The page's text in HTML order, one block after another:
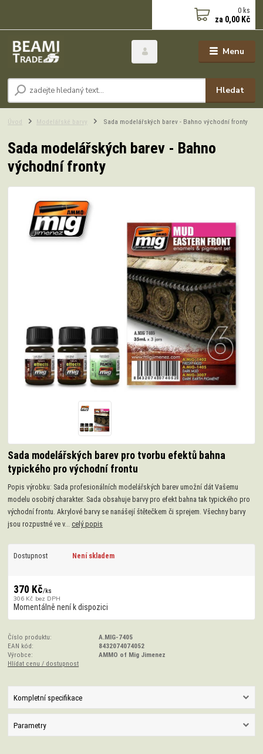
Menu
Hledat
0 ks
za 0,00 Kč
Úvod Modelářské barvy Sada modelářských barev - Bahno východní fronty
Sada modelářských barev - Bahno
východní fronty
Sada modelářských barev pro tvorbu efektů bahna
typického pro východní frontu
Popis výrobku: Sada profesionálních modelářských barev umožní dát Vašemu
modelu osobitý charakter. Sada obsahuje barvy pro efekt bahna tak typického pro
východní frontu. Akrylové barvy se nanášejí štětečkem či sprejem. Všechny barvy
jsou rozpustné ve v... celý popis
Dostupnost Není skladem
370 Kč/ks
306 Kč bez DPH
Momentálně není k dispozici
Číslo produktu:
A.MIG-7405
EAN kód:
8432074074052
Výrobce:
AMMO of Mig Jimenez
Hlídat cenu / dostupnost
Kompletní specifikace
Parametry